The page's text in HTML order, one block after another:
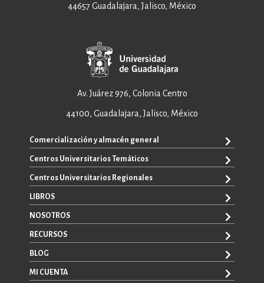
44657 Guadalajara, Jalisco, México
Av. Juárez 976, Colonia Centro
44100, Guadalajara, Jalisco, México
Comercialización y almacén general
ventas@editorial.udg.mx
WhatsApp: +52 33 1433 6869
Centros Universitarios Temáticos
CUAAD
CUCEA
CUCBA
CUCEI
CUCSH
Centros Universitarios Regionales
CUAAD
CUCBA
CUCOSTA
CUCHAPALA
CUCSH
LIBROS
TODOS LOS LIBROS
E-BOOKS
CATÁLOGOS
NOSOTROS
SOBRE NOSOTROS
CONTACTO
RECURSOS
PROMOCIONALES
CONVOCATORIAS
BLOG
LA VENTANA ROJA
MI CUENTA